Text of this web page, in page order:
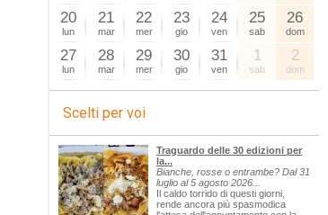
20
lun
21
mar
22
mer
23
gio
24
ven
25
sab
26
dom
27
lun
28
mar
29
mer
30
gio
31
ven
1
sab
2
dom
Scelti per voi
Traguardo delle 30 edizioni per
la...
Bianche, rosse o entrambe? Dal 31
luglio al 5 agosto 2026...
Il caldo torrido di questi giorni,
rende ancora più spasmodica